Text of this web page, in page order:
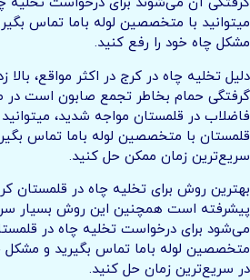
میتوانید با متخصصین لوله باما تماس
مشکل چاه خود را رفع کنید.
دلیل تخلیه چاه در کرج در اکثر مواقع،
گرفتگی حمام بخاطر تجمع صابون است در
فاضلاب در قلمستان مواجه شدید، میتوانید
قلمستان با متخصصین لوله باما تماس
سریع‌ترین زمان ممکن حل کنید.
بهترین روش برای تخلیه چاه در قلمستان
پیشرفته است همچنین این روش بسیار
می‌شود برای درخواست تخلیه چاه در
متخصصین لوله باما تماس بگیرید و
در سریع‌ترین زمان حل کنید.